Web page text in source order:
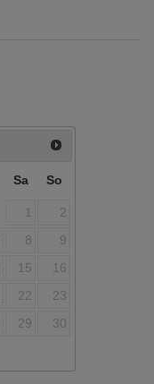
Sa So
1
2
8
9
15
16
22
23
29
30